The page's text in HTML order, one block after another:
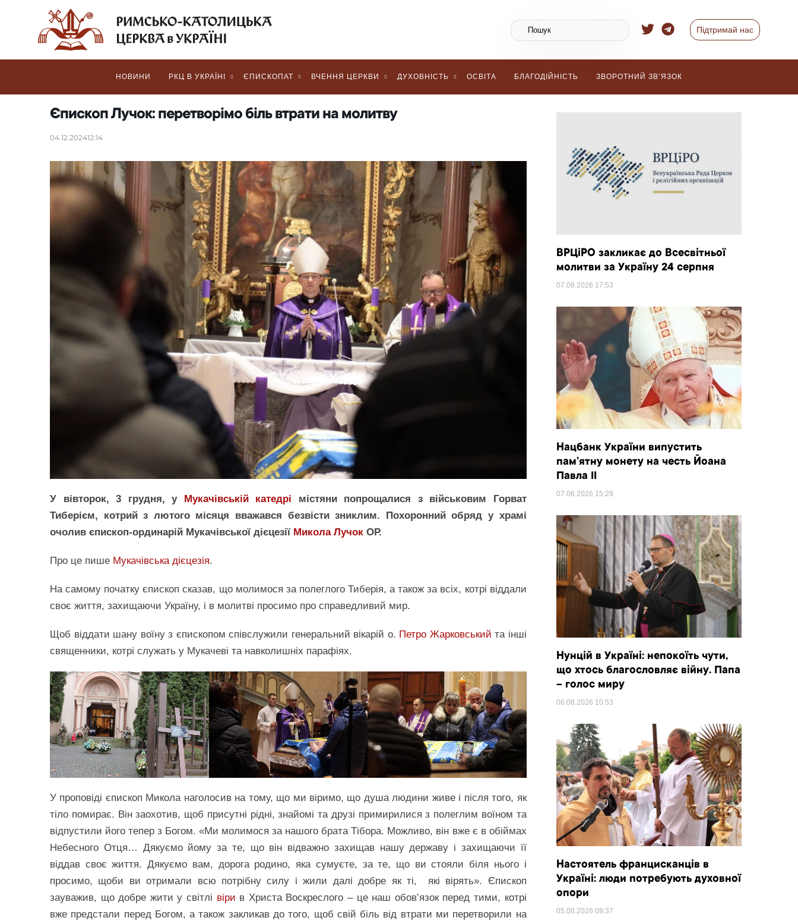
Підтримай нас
НОВИНИ РКЦ В УКРАЇНІ ЄПИСКОПАТ ВЧЕННЯ ЦЕРКВИ ДУХОВНІСТЬ ОСВІТА БЛАГОДІЙНІСТЬ ЗВОРОТНИЙ ЗВ’ЯЗОК
Єпископ Лучок: перетворімо біль втрати на молитву
04.12.202412:14
У вівторок, 3 грудня, у Мукачівській катедрі містяни попрощалися з військовим Горват
Тиберієм, котрий з лютого місяця вважався безвісти зниклим. Похоронний обряд у храмі
очолив єпископ-ординарій Мукачівської дієцезії Микола Лучок ОР.
Про це пише Мукачівська дієцезія.
На самому початку єпископ сказав, що молимося за полеглого Тиберія, а також за всіх, котрі віддали
своє життя, захищаючи Україну, і в молитві просимо про справедливий мир.
Щоб віддати шану воїну з єпископом співслужили генеральний вікарій о. Петро Жарковський та інші
священники, котрі служать у Мукачеві та навколишніх парафіях.
У проповіді єпископ Микола наголосив на тому, що ми віримо, що душа людини живе і після того, як
тіло помирає. Він заохотив, щоб присутні рідні, знайомі та друзі примирилися з полеглим воїном та
відпустили його тепер з Богом. «Ми молимося за нашого брата Тібора. Можливо, він вже є в обіймах
Небесного Отця… Дякуємо йому за те, що він відважно захищав нашу державу і захищаючи її
віддав своє життя. Дякуємо вам, дорога родино, яка сумуєте, за те, що ви стояли біля нього і
просимо, щоби ви отримали всю потрібну силу і жили далі добре як ті, які вірять». Єпископ
зауважив, що добре жити у світлі віри в Христа Воскреслого – це наш обов’язок перед тими, котрі
вже предстали перед Богом, а також закликав до того, щоб свій біль від втрати ми перетворили на
ВРЦіРО закликає до Всесвітньої
молитви за Україну 24 серпня
07.08.2026 17:53
Нацбанк України випустить
пам’ятну монету на честь Йоана
Павла II
07.08.2026 15:29
Нунцій в Україні: непокоїть чути,
що хтось благословляє війну. Папа
– голос миру
06.08.2026 10:53
Настоятель францисканців в
Україні: люди потребують духовної
опори
05.08.2026 09:37